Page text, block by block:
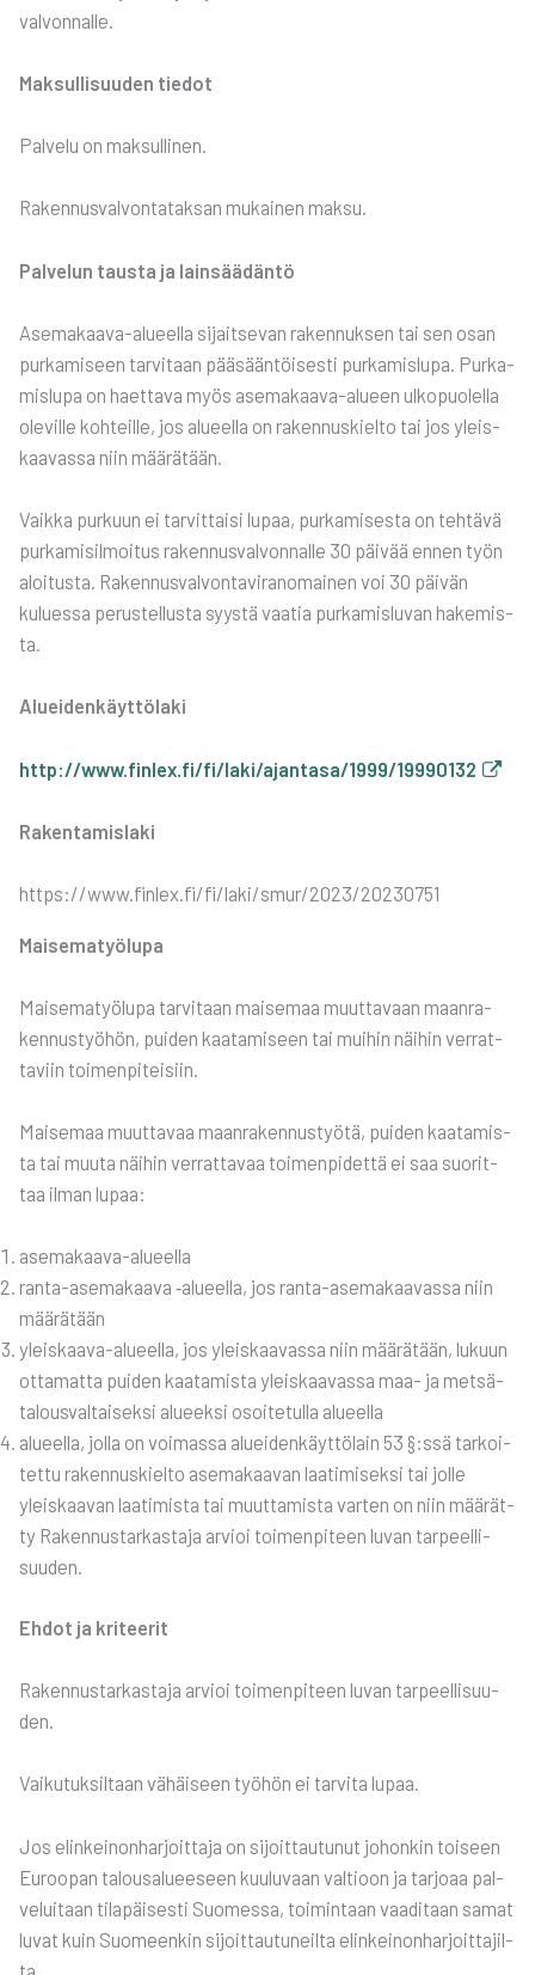
val­von­nal­le.
Mak­sul­li­suu­den tie­dot
Pal­ve­lu on mak­sul­li­nen.
Raken­nus­val­von­ta­tak­san mukai­nen mak­su.
Pal­ve­lun taus­ta ja lain­sää­dän­tö
Ase­ma­kaa­va-alu­eel­la sijait­se­van raken­nuk­sen tai sen osan
pur­ka­mi­seen tar­vi­taan pää­sään­töi­ses­ti pur­ka­mis­lu­pa. Pur­ka­
mis­lu­pa on haet­ta­va myös ase­ma­kaa­va-alu­een ulko­puo­lel­la
ole­vil­le koh­teil­le, jos alu­eel­la on raken­nus­kiel­to tai jos yleis­
kaa­vas­sa niin mää­rä­tään.
Vaik­ka pur­kuun ei tar­vit­tai­si lupaa, pur­ka­mi­ses­ta on teh­tä­vä
pur­ka­mi­sil­moi­tus raken­nus­val­von­nal­le 30 päi­vää ennen työn
aloi­tus­ta. Raken­nus­val­von­ta­vi­ran­omai­nen voi 30 päi­vän
kulues­sa perus­tel­lus­ta syys­tä vaa­tia pur­ka­mis­lu­van hake­mis­
ta.
Aluei­den­käyt­tö­la­ki
http://www.finlex.fi/fi/laki/ajantasa/1999/19990132
Raken­ta­mis­la­ki
https://www.finlex.fi/fi/laki/smur/2023/20230751
Mai­se­ma­työ­lu­pa
Mai­se­ma­työ­lu­pa tar­vi­taan mai­se­maa muut­ta­vaan maan­ra­
ken­nus­työ­hön, pui­den kaa­ta­mi­seen tai mui­hin näi­hin ver­rat­
ta­viin toi­men­pi­tei­siin.
Mai­se­maa muut­ta­vaa maan­ra­ken­nus­työ­tä, pui­den kaa­ta­mis­
ta tai muu­ta näi­hin ver­rat­ta­vaa toi­men­pi­det­tä ei saa suo­rit­
taa ilman lupaa:
ase­ma­kaa­va-alu­eel­la
ran­ta-ase­ma­kaa­va ‑alu­eel­la, jos ran­ta-ase­ma­kaa­vas­sa niin
mää­rä­tään
yleis­kaa­va-alu­eel­la, jos yleis­kaa­vas­sa niin mää­rä­tään, lukuun
otta­mat­ta pui­den kaa­ta­mis­ta yleis­kaa­vas­sa maa- ja met­sä­
ta­lous­val­tai­sek­si alu­eek­si osoi­te­tul­la alu­eel­la
alu­eel­la, jol­la on voi­mas­sa aluei­den­käyt­tö­lain 53 §:ssä tar­koi­
tet­tu raken­nus­kiel­to ase­ma­kaa­van laa­ti­mi­sek­si tai jol­le
yleis­kaa­van laa­ti­mis­ta tai muut­ta­mis­ta var­ten on niin mää­rät­
ty Raken­nus­tar­kas­ta­ja arvioi toi­men­pi­teen luvan tar­peel­li­
suu­den.
Ehdot ja kri­tee­rit
Raken­nus­tar­kas­ta­ja arvioi toi­men­pi­teen luvan tar­peel­li­suu­
den.
Vai­ku­tuk­sil­taan vähäi­seen työ­hön ei tar­vi­ta lupaa.
Jos elin­kei­non­har­joit­ta­ja on sijoit­tau­tu­nut johon­kin toi­seen
Euroo­pan talous­a­lu­ee­seen kuu­lu­vaan val­tioon ja tar­jo­aa pal­
ve­lui­taan tila­päi­ses­ti Suo­mes­sa, toi­min­taan vaa­di­taan samat
luvat kuin Suo­meen­kin sijoit­tau­tu­neil­ta elin­kei­non­har­joit­ta­jil­